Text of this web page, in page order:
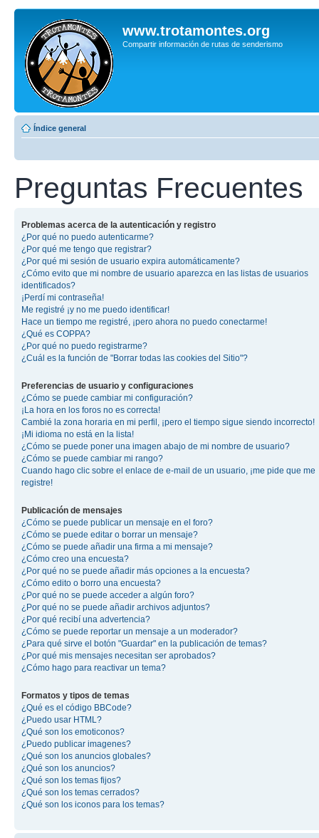
www.trotamontes.org
Compartir información de rutas de senderismo
Índice general
Preguntas Frecuentes
Problemas acerca de la autenticación y registro
¿Por qué no puedo autenticarme?
¿Por qué me tengo que registrar?
¿Por qué mi sesión de usuario expira automáticamente?
¿Cómo evito que mi nombre de usuario aparezca en las listas de usuarios
identificados?
¡Perdí mi contraseña!
Me registré ¡y no me puedo identificar!
Hace un tiempo me registré, ¡pero ahora no puedo conectarme!
¿Qué es COPPA?
¿Por qué no puedo registrarme?
¿Cuál es la función de "Borrar todas las cookies del Sitio"?
Preferencias de usuario y configuraciones
¿Cómo se puede cambiar mi configuración?
¡La hora en los foros no es correcta!
Cambié la zona horaria en mi perfil, ¡pero el tiempo sigue siendo incorrecto!
¡Mi idioma no está en la lista!
¿Cómo se puede poner una imagen abajo de mi nombre de usuario?
¿Cómo se puede cambiar mi rango?
Cuando hago clic sobre el enlace de e-mail de un usuario, ¡me pide que me
registre!
Publicación de mensajes
¿Cómo se puede publicar un mensaje en el foro?
¿Cómo se puede editar o borrar un mensaje?
¿Cómo se puede añadir una firma a mi mensaje?
¿Cómo creo una encuesta?
¿Por qué no se puede añadir más opciones a la encuesta?
¿Cómo edito o borro una encuesta?
¿Por qué no se puede acceder a algún foro?
¿Por qué no se puede añadir archivos adjuntos?
¿Por qué recibí una advertencia?
¿Cómo se puede reportar un mensaje a un moderador?
¿Para qué sirve el botón "Guardar" en la publicación de temas?
¿Por qué mis mensajes necesitan ser aprobados?
¿Cómo hago para reactivar un tema?
Formatos y tipos de temas
¿Qué es el código BBCode?
¿Puedo usar HTML?
¿Qué son los emoticonos?
¿Puedo publicar imagenes?
¿Qué son los anuncios globales?
¿Qué son los anuncios?
¿Qué son los temas fijos?
¿Qué son los temas cerrados?
¿Qué son los iconos para los temas?